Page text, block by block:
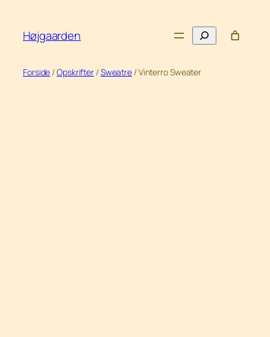
indhold
Højgaarden Søg
Forside /Opskrifter /Sweatre / Vinterro Sweater